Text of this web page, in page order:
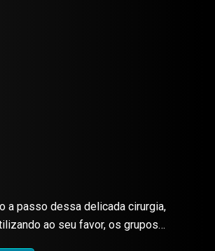
a passo dessa delicada cirurgia,
ao seu favor, os grupos